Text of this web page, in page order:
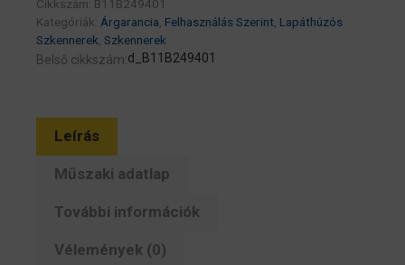
mennyiség
Cikkszám: B11B249401
Kategóriák: Árgarancia Felhasználás Szerint Lapáthúzós
Szkennerek Szkennerek
Belső cikkszám:d_B11B249401
Leírás
Műszaki adatlap
További információk
Vélemények (0)